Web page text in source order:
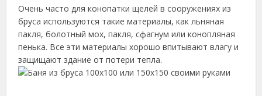
Очень часто для конопатки щелей в сооружениях из
бруса используются такие материалы, как льняная
пакля, болотный мох, пакля, сфагнум или конопляная
пенька. Все эти материалы хорошо впитывают влагу и
защищают здание от потери тепла.